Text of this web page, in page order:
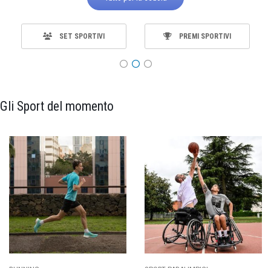
SET SPORTIVI PREMI SPORTIVI
Gli Sport del momento